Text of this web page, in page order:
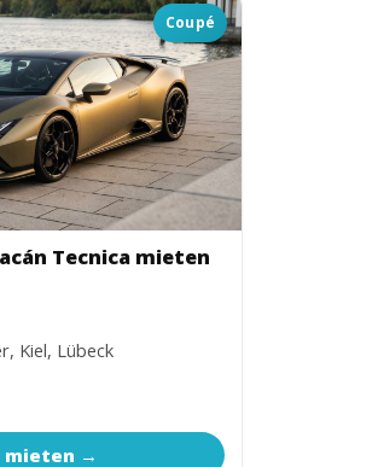
Coupé
Tecnica mieten
Kiel, Lübeck
mieten →